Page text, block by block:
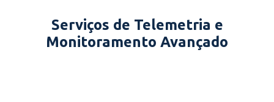
Serviços de Telemetria e
Monitoramento Avançado